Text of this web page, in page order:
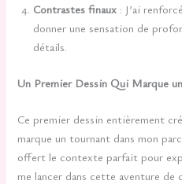
Contrastes finaux : J’ai
donner une sensation de
détails.
Un Premier Dessin Qui Marque
Ce premier dessin entièrement
marque un tournant dans mon
offert le contexte parfait pour
me lancer dans cette aventure